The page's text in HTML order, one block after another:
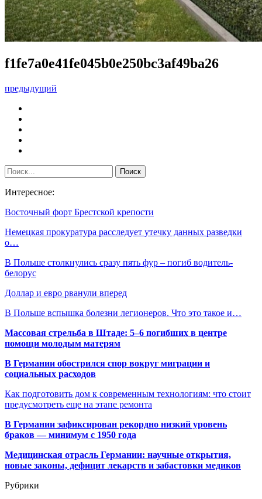
f1fe7a0e41fe045b0e250bc3af49ba26
предыдущий
Интересное:
Восточный форт Брестской крепости
Немецкая прокуратура расследует утечку данных разведки
о…
В Польше столкнулись сразу пять фур – погиб водитель-
белорус
Доллар и евро рванули вперед
В Польше вспышка болезни легионеров. Что это такое и…
Массовая стрельба в Штаде: 5–6 погибших в центре
помощи молодым матерям
В Германии обострился спор вокруг миграции и
социальных расходов
Как подготовить дом к современным технологиям: что стоит
предусмотреть еще на этапе ремонта
В Германии зафиксирован рекордно низкий уровень
браков — минимум с 1950 года
Медицинская отрасль Германии: научные открытия,
новые законы, дефицит лекарств и забастовки медиков
Рубрики